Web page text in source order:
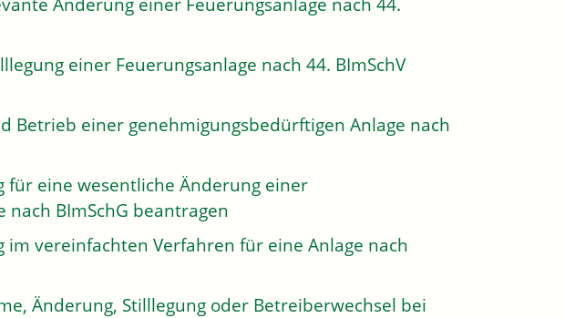
einer Feuerungsanlage nach 44. BImSchV
Betrieb einer genehmigungsbedürftigen Anlage nach
für eine wesentliche Änderung einer
BImSchG beantragen
im vereinfachten Verfahren für eine Anlage nach
Änderung, Stilllegung oder Betreiberwechsel bei